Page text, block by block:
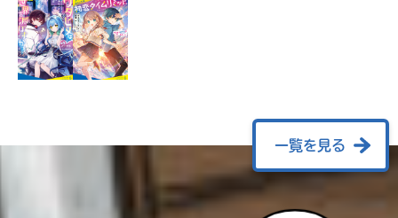
一覧を見る
も
度